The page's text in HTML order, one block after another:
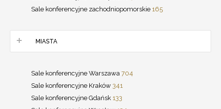
Sale konferencyjne zachodniopomorskie 165
MIASTA
Sale konferencyjne Warszawa 704
Sale konferencyjne Kraków 341
Sale konferencyjne Gdańsk 133